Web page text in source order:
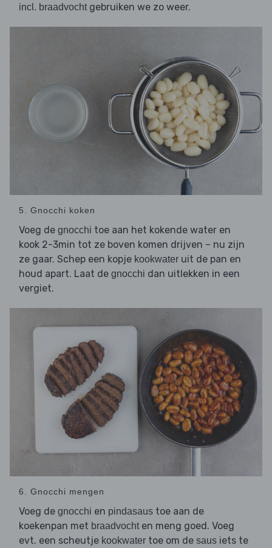
incl. braadvocht gebruiken we zo weer.
5. Gnocchi koken
Voeg de gnocchi toe aan het kokende water en
kook 2-3min tot ze boven komen drijven – nu zijn
ze gaar. Schep een kopje kookwater uit de pan en
houd apart. Laat de gnocchi dan uitlekken in een
vergiet.
6. Gnocchi mengen
Voeg de gnocchi en pindasaus toe aan de
koekenpan met braadvochten meng goed. Voeg
evt. een scheutje kookwater toe om de saus iets te